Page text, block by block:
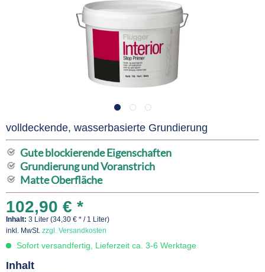
volldeckende, wasserbasierte Grundierung
Gute blockierende Eigenschaften
Grundierung und Voranstrich
Matte Oberfläche
102,90 € *
Inhalt: 3 Liter (34,30 € * / 1 Liter)
inkl. MwSt. zzgl. Versandkosten
Sofort versandfertig, Lieferzeit ca. 3-6 Werktage
Inhalt